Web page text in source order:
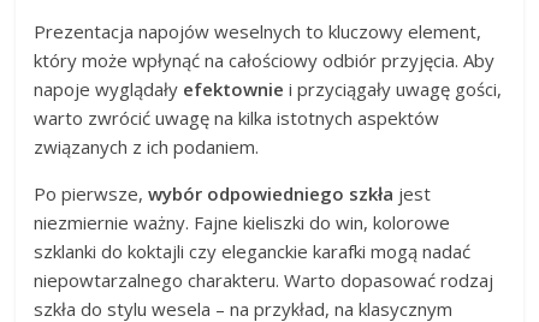
Prezentacja napojów weselnych to kluczowy element,
który może wpłynąć na całościowy odbiór przyjęcia. Aby
napoje wyglądały efektownie i przyciągały uwagę gości,
warto zwrócić uwagę na kilka istotnych aspektów
związanych z ich podaniem.
Po pierwsze,wybór odpowiedniego szkła jest
niezmiernie ważny. Fajne kieliszki do win, kolorowe
szklanki do koktajli czy eleganckie karafki mogą nadać
niepowtarzalnego charakteru. Warto dopasować rodzaj
szkła do stylu wesela – na przykład, na klasycznym